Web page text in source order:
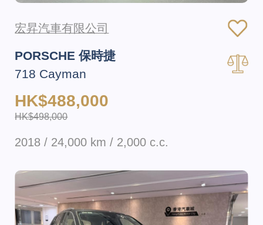
宏昇汽車有限公司
PORSCHE 保時捷
718 Cayman
HK$488,000
HK$498,000
2018 / 24,000 km / 2,000 c.c.